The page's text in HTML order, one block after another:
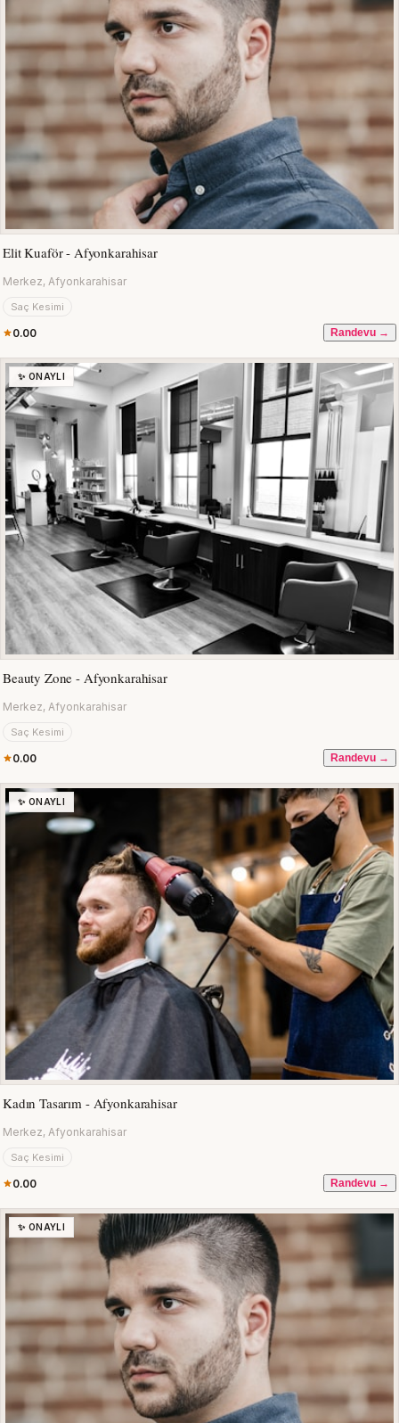
Elit Kuaför - Afyonkarahisar
Merkez, Afyonkarahisar
Saç Kesimi
0.00 Randevu →
✨ ONAYLI
Beauty Zone - Afyonkarahisar
Merkez, Afyonkarahisar
Saç Kesimi
0.00 Randevu →
✨ ONAYLI
Kadın Tasarım - Afyonkarahisar
Merkez, Afyonkarahisar
Saç Kesimi
0.00 Randevu →
✨ ONAYLI